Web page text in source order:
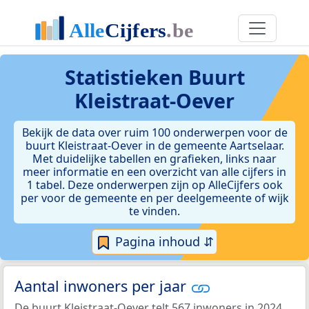
Statistieken Buurt
Kleistraat-Oever
Bekijk de data over ruim 100 onderwerpen voor de
buurt Kleistraat-Oever in de gemeente Aartselaar.
Met duidelijke tabellen en grafieken, links naar
meer informatie en een overzicht van alle cijfers in
1 tabel. Deze onderwerpen zijn op AlleCijfers ook
per voor de gemeente en per deelgemeente of wijk
te vinden.
Pagina inhoud ⇵
Aantal inwoners per jaar